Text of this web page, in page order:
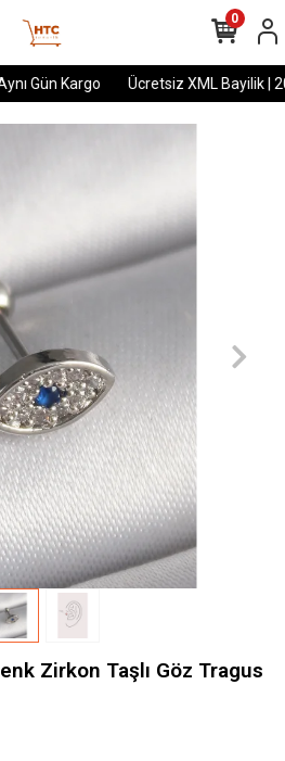
Gün Kargo Ücretsiz XML Bayilik |
0
Zirkon Taşlı Göz Tragus